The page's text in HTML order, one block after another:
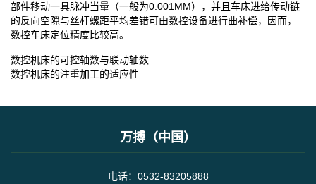
部件移动一具脉冲当量（一般为0.001MM），并且车床进给传动链
的反向空隙与丝杆螺距平均差错可由数控设备进行曲补偿，因而，
数控车床定位精度比较高。
数控机床的可控轴数与联动轴数
数控机床的注重加工的适应性
万搏（中国）
电话：0532-83205888